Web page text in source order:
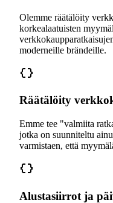
Olemme räätälöity
korkealaatuisten
moderneille brändeille.
Räätälöity
Emme tee "valmiita
jotka on suunniteltu
varmistaen, että
Alustasiirrot ja